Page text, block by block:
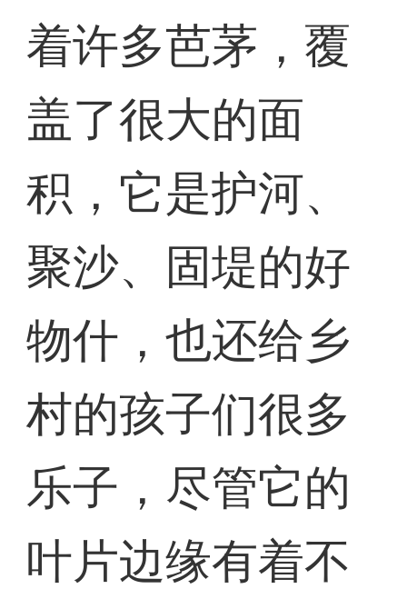
着许多芭茅，覆
盖了很大的面
积，它是护河、
聚沙、固堤的好
物什，也还给乡
村的孩子们很多
乐子，尽管它的
叶片边缘有着不